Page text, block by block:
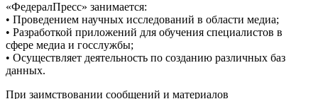
«ФедералПресс» занимается:
• Проведением научных исследований в области медиа;
• Разработкой приложений для обучения специалистов в
сфере медиа и госслужбы;
• Осуществляет деятельность по созданию различных баз
данных.
При заимствовании сообщений и материалов